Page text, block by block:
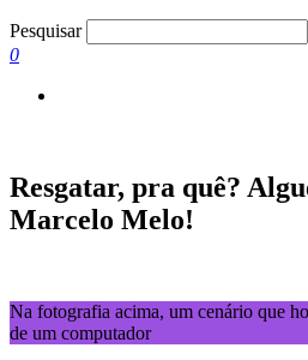
Pesquisar
0
Resgatar, pra quê?
Marcelo Melo!
Na fotografia acima, um cenário que
de um computador